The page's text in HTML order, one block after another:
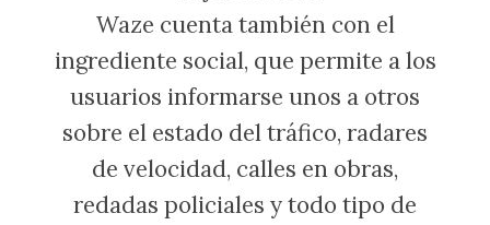
Waze cuenta también con el
ingrediente social, que permite a los
usuarios informarse unos a otros
sobre el estado del tráfico, radares
de velocidad, calles en obras,
redadas policiales y todo tipo de